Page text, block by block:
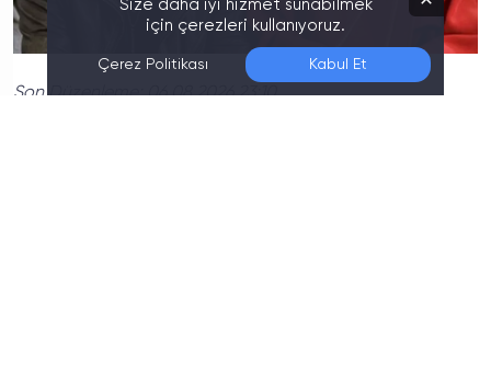
Son Düzenleme:06.08.2026 23:10
Size daha iyi hizmet sunabilmek
için çerezleri kullanıyoruz.
Çerez Politikası Kabul Et